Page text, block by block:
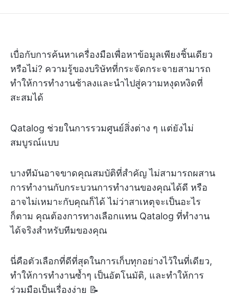
เบื่อกับการค้นหาเครื่องมือเพื่อหาข้อมูลเพียงชิ้นเดียว
หรือไม่? ความรู้ของบริษัทที่กระจัดกระจายสามารถ
ทำให้การทำงานช้าลงและนำไปสู่ความหงุดหงิดที่
สะสมได้
Qatalog ช่วยในการรวมศูนย์สิ่งต่าง ๆ แต่ยังไม่
สมบูรณ์แบบ
บางทีมันอาจขาดคุณสมบัติที่สำคัญ ไม่สามารถผสาน
การทำงานกับกระบวนการทำงานของคุณได้ดี หรือ
อาจไม่เหมาะกับคุณก็ได้ ไม่ว่าสาเหตุจะเป็นอะไร
ก็ตาม คุณต้องการทางเลือกแทน Qatalog ที่ทำงาน
ได้จริงสำหรับทีมของคุณ
นี่คือตัวเลือกที่ดีที่สุดในการเก็บทุกอย่างไว้ในที่เดียว,
ทำให้การทำงานซ้ำๆ เป็นอัตโนมัติ, และทำให้การ
ร่วมมือเป็นเรื่องง่าย 📝